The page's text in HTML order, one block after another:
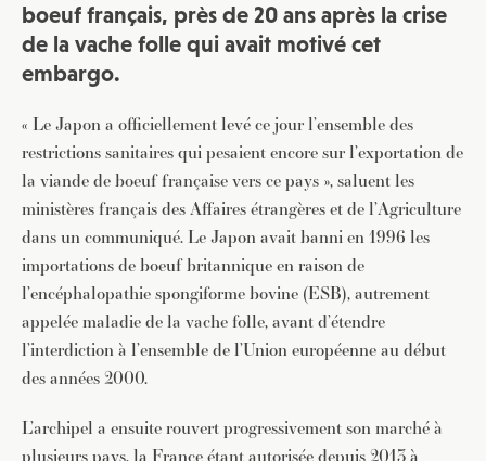
boeuf français, près de 20 ans après la crise
de la vache folle qui avait motivé cet
embargo.
« Le Japon a officiellement levé ce jour l’ensemble des
restrictions sanitaires qui pesaient encore sur l’exportation de
la viande de boeuf française vers ce pays », saluent les
ministères français des Affaires étrangères et de l’Agriculture
dans un communiqué. Le Japon avait banni en 1996 les
importations de boeuf britannique en raison de
l’encéphalopathie spongiforme bovine (ESB), autrement
appelée maladie de la vache folle, avant d’étendre
l’interdiction à l’ensemble de l’Union européenne au début
des années 2000.
L’archipel a ensuite rouvert progressivement son marché à